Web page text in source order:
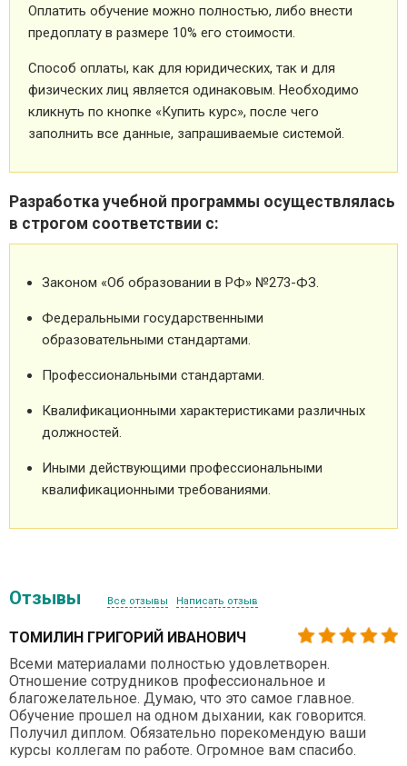
Оплатить обучение можно полностью, либо внести
предоплату в размере 10% его стоимости.
Способ оплаты, как для юридических, так и для
физических лиц является одинаковым. Необходимо
кликнуть по кнопке «Купить курс», после чего
заполнить все данные, запрашиваемые системой.
Разработка учебной программы осуществлялась
в строгом соответствии с:
Законом «Об образовании в РФ» №273-ФЗ.
Федеральными государственными
образовательными стандартами.
Профессиональными стандартами.
Квалификационными характеристиками различных
должностей.
Иными действующими профессиональными
квалификационными требованиями.
Отзывы Все отзывы Написать отзыв
ТОМИЛИН ГРИГОРИЙ ИВАНОВИЧ
Всеми материалами полностью удовлетворен.
Отношение сотрудников профессиональное и
благожелательное. Думаю, что это самое главное.
Обучение прошел на одном дыхании, как говорится.
Получил диплом. Обязательно порекомендую ваши
курсы коллегам по работе. Огромное вам спасибо.